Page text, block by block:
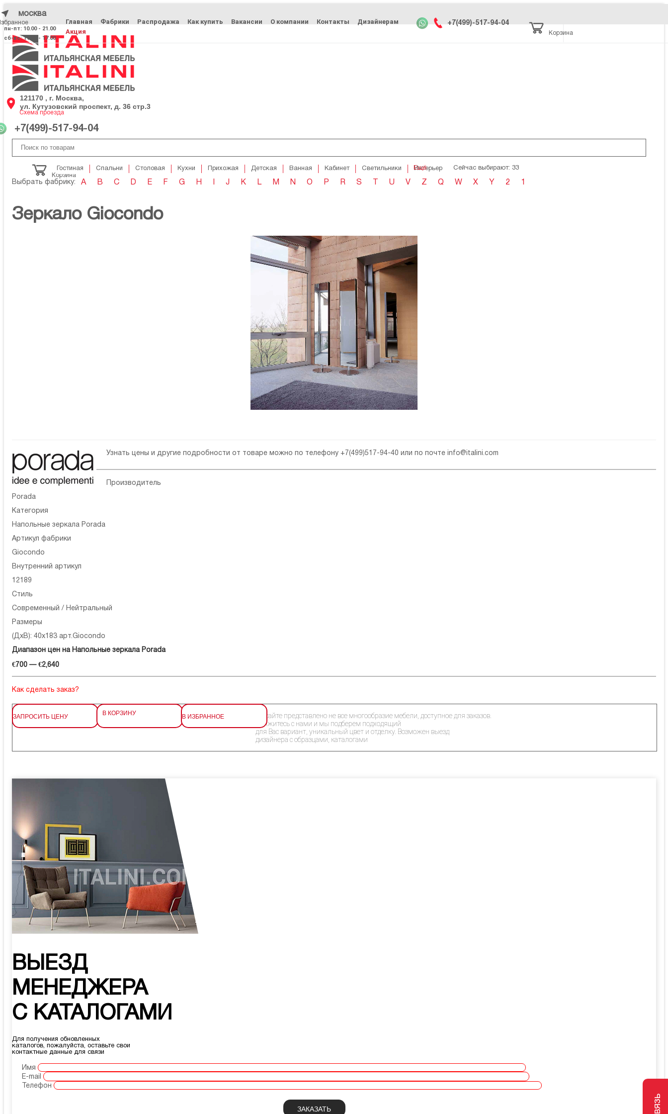
москва
пн-пт: 10.00 - 21.00
сб-вс: 11.00 - 17.00
Главная Фабрики Распродажа Как купить Вакансии О компании Контакты
Дизайнерам
Акция
+7(499)-517-94-04
Корзина
121170 , г. Москва,
ул. Кутузовский проспект, д. 36 стр.3
Схема проезда
+7(499)-517-94-04
Корзина
Ещё
Гостиная Спальни Столовая Кухни Прихожая Детская Ванная Кабинет Светильники Интерьер Сейчас выбирают: 33
Выбрать фабрику: A B C D E F G H J K L M N O P R S U V Z Q W X Y 2 1
Зеркало Giocondo
Узнать цены и другие подробности от товаре можно по телефону +7(499)517-94-40 или по почте info@italini.com
Производитель
Porada
Категория
Напольные зеркала Porada
Артикул фабрики
Giocondo
Внутренний артикул
12189
Стиль
Современный / Нейтральный
Размеры
(ДхВ): 40x183 арт.Giocondo
Диапазон цен на Напольные зеркала Porada
€700 — €2,640
Как сделать заказ?
ЗАПРОСИТЬ ЦЕНУ В КОРЗИНУ В ИЗБРАННОЕ
На сайте представлено не все многообразие мебели, доступное для заказов.
Свяжитесь с нами и мы подберем подходящий
для Вас вариант, уникальный цвет и отделку. Возможен выезд
дизайнера с образцами, каталогами
ВЫЕЗД
МЕНЕДЖЕРА
С КАТАЛОГАМИ
Для получения обновленных
каталогов, пожалуйста, оставьте свои
контактные данные для связи
Имя
E-mail
Телефон